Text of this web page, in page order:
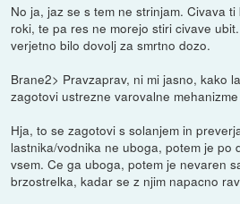
No ja, jaz se s tem ne strinjam. Civava
roki, te pa res ne morejo stiri civave
verjetno bilo dovolj za smrtno dozo.
Brane2> Pravzaprav, ni mi jasno, kako
zagotovi ustrezne varovalne
Hja, to se zagotovi s solanjem in
lastnika/vodnika ne uboga, potem je po
vsem. Ce ga uboga, potem je nevaren
brzostrelka, kadar se z njim napacno